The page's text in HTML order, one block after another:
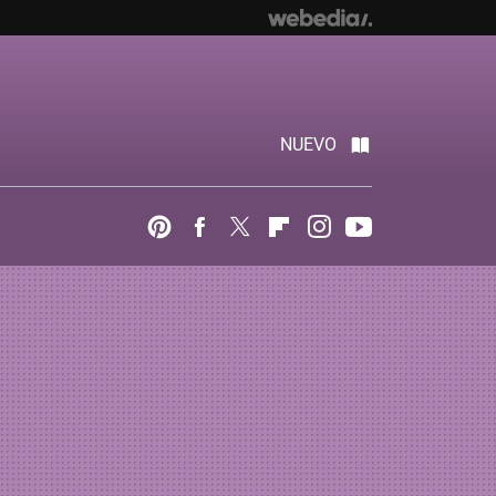
NUEVO
PinterestFacebook
Twitter FlipboardInstagram